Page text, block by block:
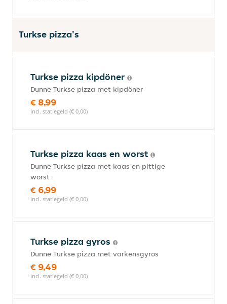
Turkse pizza's
Turkse pizza kipdöner
Dunne Turkse pizza met kipdöner
€ 8,99
incl. statiegeld (€ 0,00)
Turkse pizza kaas en worst
Dunne Turkse pizza met kaas en pittige
worst
€ 6,99
incl. statiegeld (€ 0,00)
Turkse pizza gyros
Dunne Turkse pizza met varkensgyros
€ 9,49
incl. statiegeld (€ 0,00)